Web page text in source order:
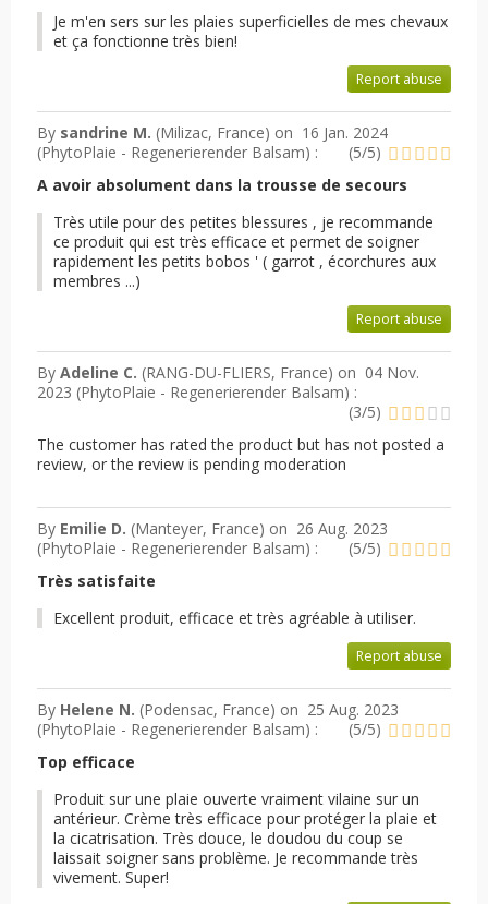
Je m'en sers sur les plaies superficielles de mes chevaux
et ça fonctionne très bien!
Report abuse
By sandrine M. (Milizac, France) on 16 Jan. 2024
(PhytoPlaie - Regenerierender Balsam) : (5/5)
A avoir absolument dans la trousse de secours
Très utile pour des petites blessures , je recommande
ce produit qui est très efficace et permet de soigner
rapidement les petits bobos ' ( garrot , écorchures aux
membres ...)
Report abuse
By Adeline C. (RANG-DU-FLIERS, France) on 04 Nov.
2023 (PhytoPlaie - Regenerierender Balsam) :
(3/5)
The customer has rated the product but has not posted a
review, or the review is pending moderation
By Emilie D. (Manteyer, France) on 26 Aug. 2023
(PhytoPlaie - Regenerierender Balsam) : (5/5)
Très satisfaite
Excellent produit, efficace et très agréable à utiliser.
Report abuse
By Helene N. (Podensac, France) on 25 Aug. 2023
(PhytoPlaie - Regenerierender Balsam) : (5/5)
Top efficace
Produit sur une plaie ouverte vraiment vilaine sur un
antérieur. Crème très efficace pour protéger la plaie et
la cicatrisation. Très douce, le doudou du coup se
laissait soigner sans problème. Je recommande très
vivement. Super!